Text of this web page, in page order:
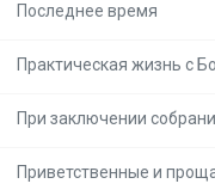
Последнее время
Практическая жизнь с
При заключении
Приветственные и